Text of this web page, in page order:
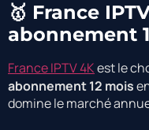
🥇 France
abonnement
France IPTV 4Kest le
abonnement 12 mois
domine le marché